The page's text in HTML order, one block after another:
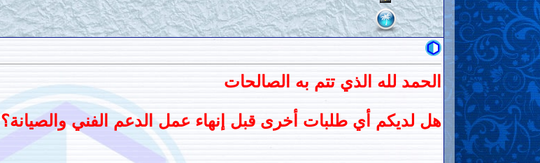
الحمد لله الذي تتم به الصالحات
هل لديكم أي طلبات أخرى قبل إنهاء عمل الدعم الفني والصيانة؟